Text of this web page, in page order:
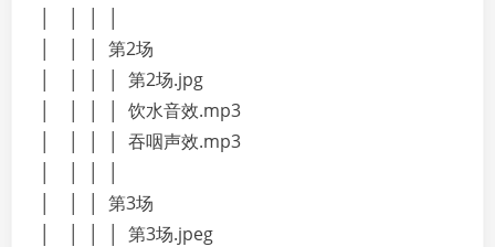
│ │ │ 第2场
│ │ │ │ 第2场.jpg
│ │ │ │ 饮水音效.mp3
│ │ │ │ 吞咽声效.mp3
│ │ │ 第3场
│ │ │ │ 第3场.jpeg